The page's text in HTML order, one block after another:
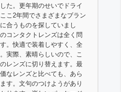
た。更年期のせいでドライ
こ2年間でさまざまなブラン
合うものを探していまし
コンタクトレンズは全く問
。快適で装着しやすく、全
実際、素晴らしいので、こ
レンズに切り替えます。最
なレンズと比べても、あら
す。文句のつけようがあり